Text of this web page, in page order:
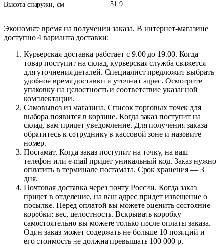
Высота снаружи, см 51.9
Экономьте время на получении заказа. В интернет-магазине
доступно 4 варианта доставки:
Курьерская доставка работает с 9.00 до 19.00. Когда
товар поступит на склад, курьерская служба свяжется
для уточнения деталей. Специалист предложит выбрать
удобное время доставки и уточнит адрес. Осмотрите
упаковку на целостность и соответствие указанной
комплектации.
Самовывоз из магазина. Список торговых точек для
выбора появится в корзине. Когда заказ поступит на
склад, вам придет уведомление. Для получения заказа
обратитесь к сотруднику в кассовой зоне и назовите
номер.
Постамат. Когда заказ поступит на точку, на ваш
телефон или e-mail придет уникальный код. Заказ нужно
оплатить в терминале постамата. Срок хранения — 3
дня.
Почтовая доставка через почту России. Когда заказ
придет в отделение, на ваш адрес придет извещение о
посылке. Перед оплатой вы можете оценить состояние
коробки: вес, целостность. Вскрывать коробку
самостоятельно вы можете только после оплаты заказа.
Один заказ может содержать не больше 10 позиций и
его стоимость не должна превышать 100 000 р.